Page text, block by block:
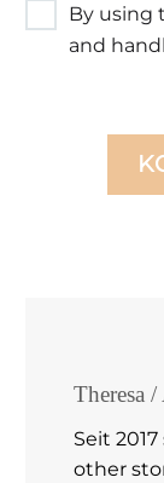
By using
and
Theresa /
Seit
other